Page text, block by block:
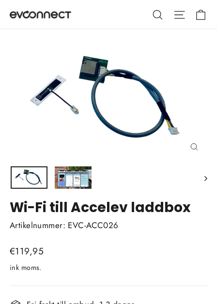
innehållet
Sök
Wi-Fi till Accelev laddbox
Artikelnummer: EVC-ACC026
Vanligt
pris
€119,95
ink moms.